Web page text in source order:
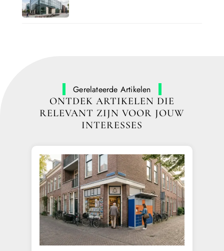
Gerelateerde Artikelen
ONTDEK ARTIKELEN DIE
RELEVANT ZIJN VOOR JOUW
INTERESSES